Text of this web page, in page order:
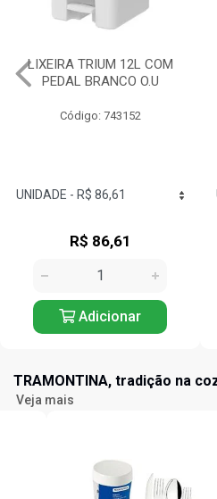
LIXEIRA TRIUM 12L COM
PEDAL BRANCO O.U
Código: 743152
R$ 86,61
Adicionar
TRAMONTINA, tradição na
Veja mais